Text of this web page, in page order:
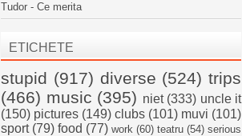
Tudor - Ce merita
ETICHETE
stupid (917) diverse (524) trips
(466) music (395) niet (333) uncle it
(150) pictures (149) clubs (101) muvi (101)
sport (79) food (77) work (60) teatru (54) serious